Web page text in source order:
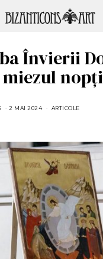
Învierii
2 MAI 2024
0
2
4
ARTICOLE